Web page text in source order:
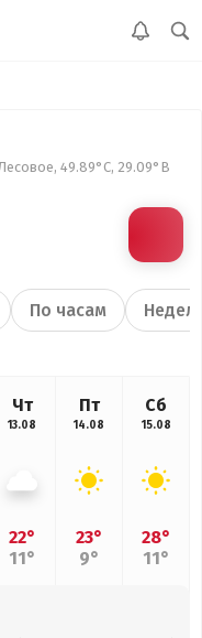
49.89°С, 29.09°В
По часам
Чт
13.08
22°
11°
Пт
14.08
23°
9°
Сб
15.08
28°
11°